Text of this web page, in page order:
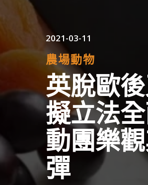
2021-03-11
農場動物
英脫歐
擬立法
動團樂
彈